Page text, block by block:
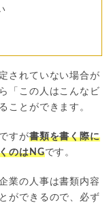
されていない場合が
「この人はこんなビ
ことができます。
すが書類を書く際に
のはNGです。
業の人事は書類内容
ができるので、必ず